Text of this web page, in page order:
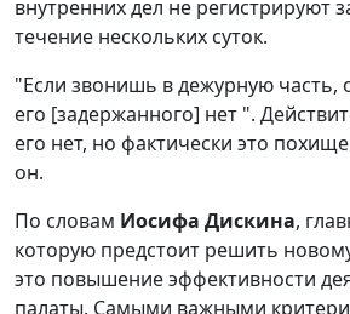
внутренних дел не регистрируют
течение нескольких суток.
"Если звонишь в дежурную часть,
его [задержанного] нет ".
его нет, но фактически это
он.
По словам Иосифа Дискина,
которую предстоит решить
это повышение эффективности
палаты. Самыми важными